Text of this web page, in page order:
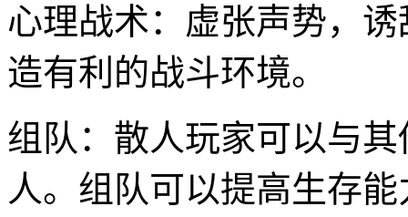
心理战术：虚张声势，
造有利的战斗环境。
组队：散人玩家可以与
人。组队可以提高生存